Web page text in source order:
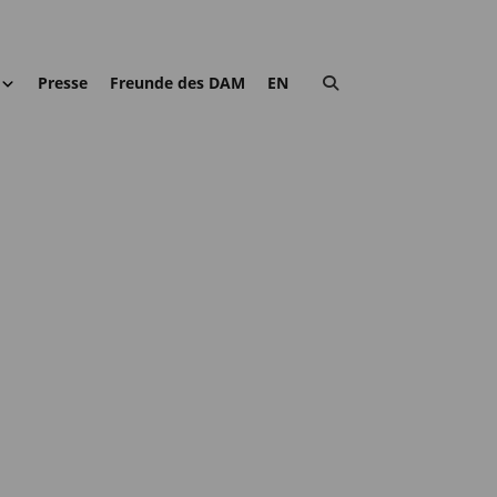
Presse Freunde des DAM EN